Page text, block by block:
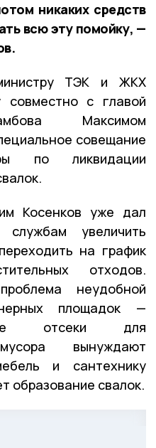
никаких средств
всю эту помойку, —
ТЭК и ЖКХ
совместно с главой
Максимом
совещание
по ликвидации
Косенков уже дал
увеличить
на график
отходов.
неудобной
площадок —
отсеки для
вынуждают
и сантехнику
образование свалок.